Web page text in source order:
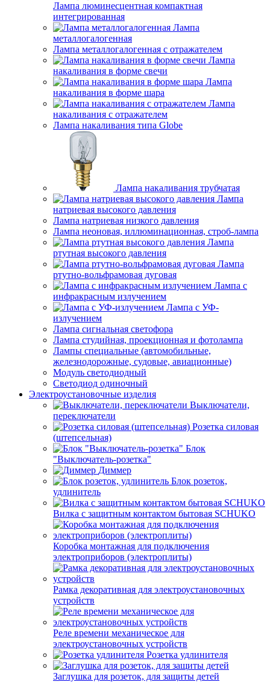
Лампа люминесцентная компактная
интегрированная
Лампа
металлогалогенная
Лампа металлогалогенная с отражателем
Лампа
накаливания в форме свечи
Лампа
накаливания в форме шара
Лампа
накаливания с отражателем
Лампа накаливания типа Globe
Лампа накаливания трубчатая
Лампа
натриевая высокого давления
Лампа натриевая низкого давления
Лампа неоновая, иллюминационная, строб-лампа
Лампа
ртутная высокого давления
Лампа
ртутно-вольфрамовая дуговая
Лампа с
инфракрасным излучением
Лампа с УФ-
излучением
Лампа сигнальная светофора
Лампа студийная, проекционная и фотолампа
Лампы специальные (автомобильные,
железнодорожные, судовые, авиационные)
Модуль светодиодный
Светодиод одиночный
Электроустановочные изделия
Выключатели,
переключатели
Розетка силовая
(штепсельная)
Блок
"Выключатель-розетка"
Диммер
Блок розеток,
удлинитель
Вилка с защитным контактом бытовая SCHUKO
Коробка монтажная для подключения
электроприборов (электроплиты)
Рамка декоративная для электроустановочных
устройств
Реле времени механическое для
электроустановочных устройств
Розетка удлинителя
Заглушка для розеток, для защиты детей